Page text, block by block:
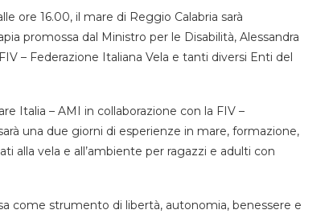
ore 16.00, il mare di Reggio Calabria sarà
promossa dal Ministro per le Disabilità, Alessandra
– Federazione Italiana Vela e tanti diversi Enti del
Italia – AMI in collaborazione con la FIV –
una due giorni di esperienze in mare, formazione,
alla vela e all’ambiente per ragazzi e adulti con
come strumento di libertà, autonomia, benessere e